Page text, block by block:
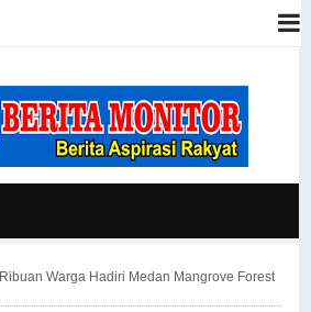
Ribuan Warga Hadiri Medan Mangrove Forest